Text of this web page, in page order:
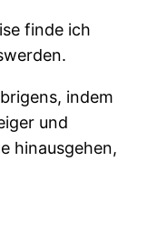
finde ich
indem
und
hinausgehen,